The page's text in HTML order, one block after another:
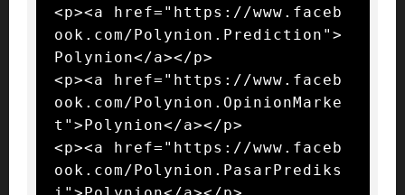
<p><a href="https://www.faceb
ook.com/Polynion.Prediction">
Polynion</a></p>
<p><a href="https://www.faceb
ook.com/Polynion.OpinionMarke
t">Polynion</a></p>
<p><a href="https://www.faceb
ook.com/Polynion.PasarPrediks